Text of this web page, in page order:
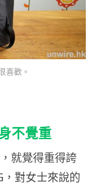
喜歡。
不覺重
就覺得重得誇
對女士來說的